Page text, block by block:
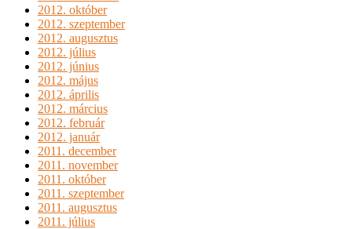
2012. október
2012. szeptember
2012. augusztus
2012. július
2012. június
2012. május
2012. április
2012. március
2012. február
2012. január
2011. december
2011. november
2011. október
2011. szeptember
2011. augusztus
2011. július